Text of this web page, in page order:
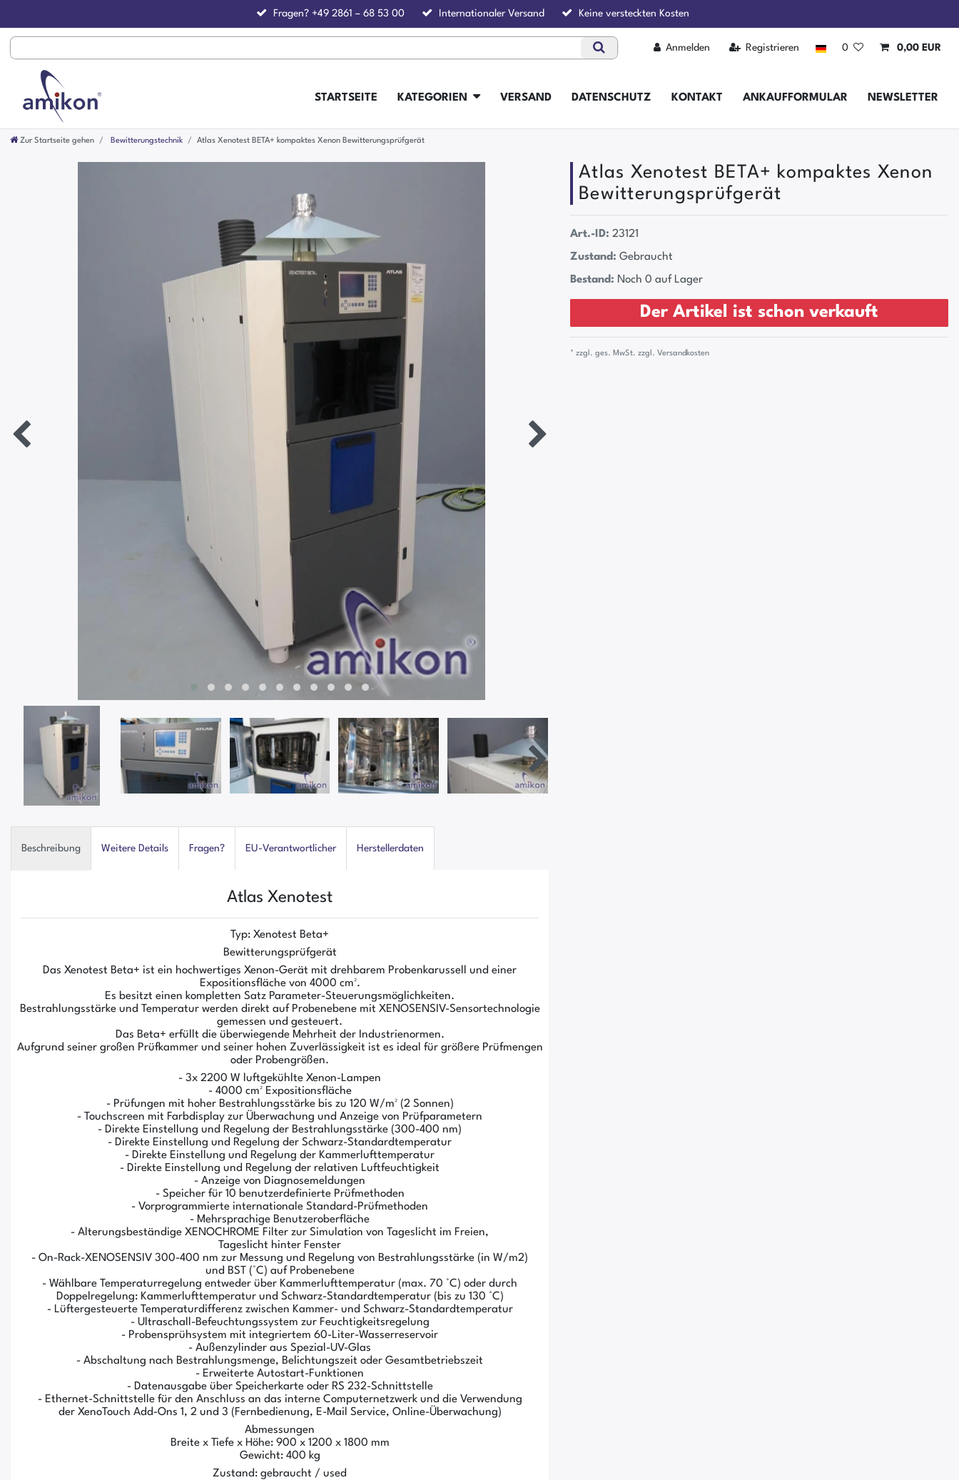
Fragen? +49 2861 – 68 53 00 Internationaler Versand Keine versteckten Kosten
Anmelden Registrieren 0 0,00 EUR
STARTSEITE KATEGORIEN VERSAND DATENSCHUTZ KONTAKT ANKAUFFORMULAR NEWSLETTER
Zur Startseite gehen Bewitterungstechnik Atlas Xenotest BETA+ kompaktes Xenon Bewitterungsprüfgerät
Atlas Xenotest BETA+ kompaktes Xenon
Bewitterungsprüfgerät
Art.-ID: 23121
Zustand: Gebraucht
Bestand: Noch 0 auf Lager
Der Artikel ist schon verkauft
* zzgl. ges. MwSt. zzgl. Versandkosten
Beschreibung Weitere Details Fragen? EU-Verantwortlicher Herstellerdaten
Atlas Xenotest
Typ: Xenotest Beta+
Bewitterungsprüfgerät
Das Xenotest Beta+ ist ein hochwertiges Xenon-Gerät mit drehbarem Probenkarussell und einer
Expositionsfläche von 4000 cm².
Es besitzt einen kompletten Satz Parameter-Steuerungsmöglichkeiten.
Bestrahlungsstärke und Temperatur werden direkt auf Probenebene mit XENOSENSIV-Sensortechnologie
gemessen und gesteuert.
Das Beta+ erfüllt die überwiegende Mehrheit der Industrienormen.
Aufgrund seiner großen Prüfkammer und seiner hohen Zuverlässigkeit ist es ideal für größere Prüfmengen
oder Probengrößen.
- 3x 2200 W luftgekühlte Xenon-Lampen
- 4000 cm² Expositionsfläche
- Prüfungen mit hoher Bestrahlungsstärke bis zu 120 W/m² (2 Sonnen)
- Touchscreen mit Farbdisplay zur Überwachung und Anzeige von Prüfparametern
- Direkte Einstellung und Regelung der Bestrahlungsstärke (300-400 nm)
- Direkte Einstellung und Regelung der Schwarz-Standardtemperatur
- Direkte Einstellung und Regelung der Kammerlufttemperatur
- Direkte Einstellung und Regelung der relativen Luftfeuchtigkeit
- Anzeige von Diagnosemeldungen
- Speicher für 10 benutzerdefinierte Prüfmethoden
- Vorprogrammierte internationale Standard-Prüfmethoden
- Mehrsprachige Benutzeroberfläche
- Alterungsbeständige XENOCHROME Filter zur Simulation von Tageslicht im Freien,
Tageslicht hinter Fenster
- On-Rack-XENOSENSIV 300-400 nm zur Messung und Regelung von Bestrahlungsstärke (in W/m2)
und BST (°C) auf Probenebene
- Wählbare Temperaturregelung entweder über Kammerlufttemperatur (max. 70 °C) oder durch
Doppelregelung: Kammerlufttemperatur und Schwarz-Standardtemperatur (bis zu 130 °C)
- Lüftergesteuerte Temperaturdifferenz zwischen Kammer- und Schwarz-Standardtemperatur
- Ultraschall-Befeuchtungssystem zur Feuchtigkeitsregelung
- Probensprühsystem mit integriertem 60-Liter-Wasserreservoir
- Außenzylinder aus Spezial-UV-Glas
- Abschaltung nach Bestrahlungsmenge, Belichtungszeit oder Gesamtbetriebszeit
- Erweiterte Autostart-Funktionen
- Datenausgabe über Speicherkarte oder RS 232-Schnittstelle
- Ethernet-Schnittstelle für den Anschluss an das interne Computernetzwerk und die Verwendung
der XenoTouch Add-Ons 1, 2 und 3 (Fernbedienung, E-Mail Service, Online-Überwachung)
Abmessungen
Breite x Tiefe x Höhe: 900 x 1200 x 1800 mm
Gewicht: 400 kg
Zustand: gebraucht / used